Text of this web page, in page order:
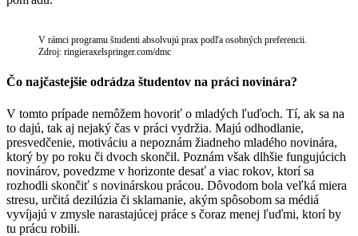
V rámci programu študenti absolvujú prax podľa osobných preferencii.
Zdroj: ringieraxelspringer.com/dmc
Čo najčastejšie odrádza študentov na práci novinára?
V tomto prípade nemôžem hovoriť o mladých ľuďoch. Tí, ak sa na
to dajú, tak aj nejaký čas v práci vydržia. Majú odhodlanie,
presvedčenie, motiváciu a nepoznám žiadneho mladého novinára,
ktorý by po roku či dvoch skončil. Poznám však dlhšie fungujúcich
novinárov, povedzme v horizonte desať a viac rokov, ktorí sa
rozhodli skončiť s novinárskou prácou. Dôvodom bola veľká miera
stresu, určitá dezilúzia či sklamanie, akým spôsobom sa médiá
vyvíjajú v zmysle narastajúcej práce s čoraz menej ľuďmi, ktorí by
tu prácu robili.